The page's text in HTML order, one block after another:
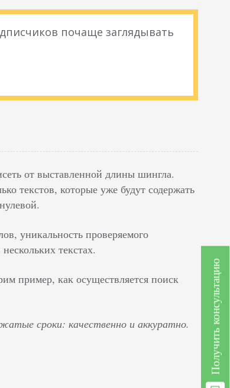
почаще заглядывать
от выставленной длины шингла.
текстов, которые уже будут содержать
уникальность проверяемого
текстах.
пример, как осуществляется поиск
сроки: качественно и аккуратно. Получить консультацию